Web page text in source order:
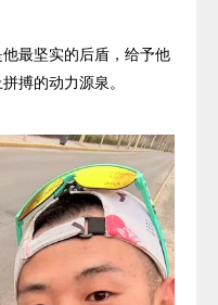
最坚实的后盾，给予他
搏的动力源泉。